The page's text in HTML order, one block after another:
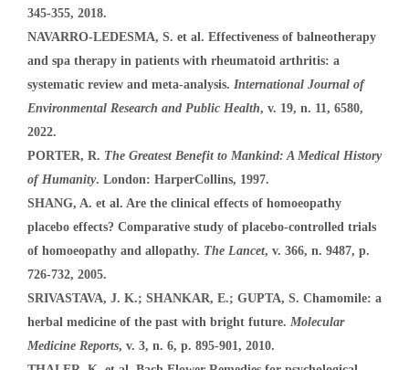
345-355, 2018.
NAVARRO-LEDESMA, S. et al. Effectiveness of balneotherapy
and spa therapy in patients with rheumatoid arthritis: a
systematic review and meta-analysis. International Journal of
Environmental Research and Public Health, v. 19, n. 11, 6580,
2022.
PORTER, R. The Greatest Benefit to Mankind: A Medical History
of Humanity. London: HarperCollins, 1997.
SHANG, A. et al. Are the clinical effects of homoeopathy
placebo effects? Comparative study of placebo-controlled trials
of homoeopathy and allopathy. The Lancet, v. 366, n. 9487, p.
726-732, 2005.
SRIVASTAVA, J. K.; SHANKAR, E.; GUPTA, S. Chamomile: a
herbal medicine of the past with bright future. Molecular
Medicine Reports, v. 3, n. 6, p. 895-901, 2010.